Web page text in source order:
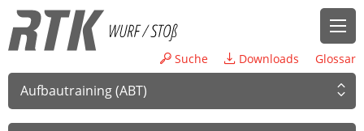
Suche Downloads Glossar
Aufbautraining (ABT)